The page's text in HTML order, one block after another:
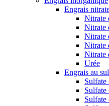
Engrais
Nitrate
Nitrate
Nitrate
Nitrate
Nitrate
Urée
Engrais au
Sulfate
Sulfate
Sulfate